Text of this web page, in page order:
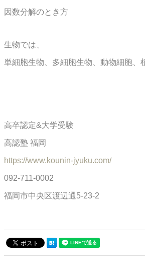
因数分解のとき方
生物では、
単細胞生物、多細胞生物、動物細胞、
高卒認定&大学受験
高認塾 福岡
https://www.kounin-jyuku.com/
092-711-0002
福岡市中央区渡辺通5-23-2